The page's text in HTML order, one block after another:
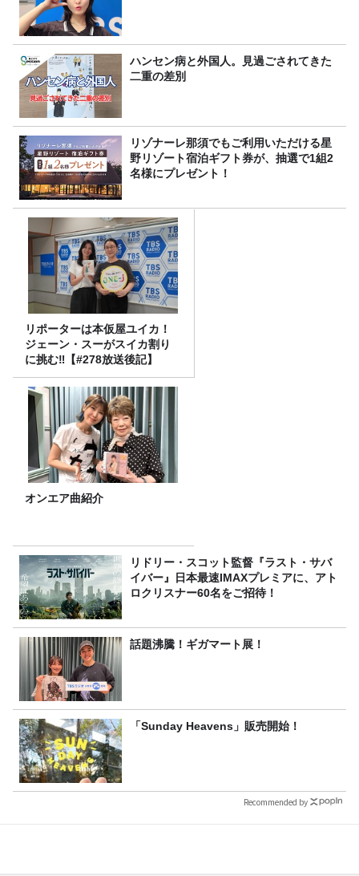
ハンセン病と外国人。見過ごされてきた
二重の差別
リゾナーレ那須でもご利用いただける星
野リゾート宿泊ギフト券が、抽選で1組2
名様にプレゼント！
リポーターは本仮屋ユイカ！
ジェーン・スーがスイカ割り
に挑む‼【#278放送後記】
オンエア曲紹介
リドリー・スコット監督『ラスト・サバ
イバー』日本最速IMAXプレミアに、アト
ロクリスナー60名をご招待！
話題沸騰！ギガマート展！
「Sunday Heavens」販売開始！
Recommended by